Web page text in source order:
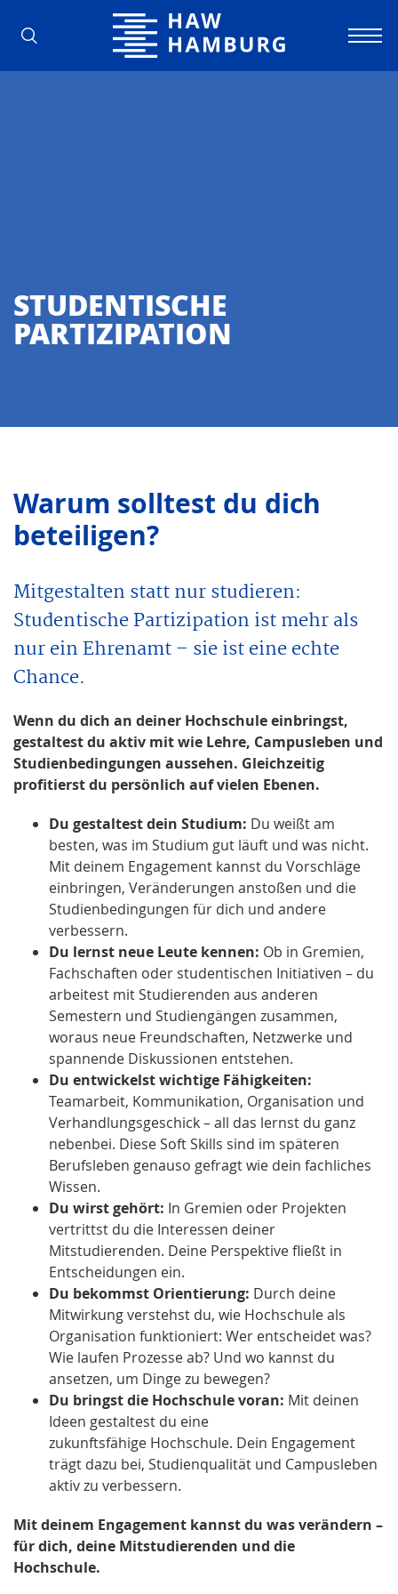
Hochschule für Angewandte
STUDENTISCHE
PARTIZIPATION
Warum solltest du dich
beteiligen?
Mitgestalten statt nur studieren:
Studentische Partizipation ist mehr als
nur ein Ehrenamt – sie ist eine echte
Chance.
Wenn du dich an deiner Hochschule einbringst,
gestaltest du aktiv mit wie Lehre, Campusleben und
Studienbedingungen aussehen. Gleichzeitig
profitierst du persönlich auf vielen Ebenen.
Du gestaltest dein Studium: Du weißt am
besten, was im Studium gut läuft und was nicht.
Mit deinem Engagement kannst du Vorschläge
einbringen, Veränderungen anstoßen und die
Studienbedingungen für dich und andere
verbessern.
Du lernst neue Leute kennen: Ob in Gremien,
Fachschaften oder studentischen Initiativen – du
arbeitest mit Studierenden aus anderen
Semestern und Studiengängen zusammen,
woraus neue Freundschaften, Netzwerke und
spannende Diskussionen entstehen.
Du entwickelst wichtige Fähigkeiten:
Teamarbeit, Kommunikation, Organisation und
Verhandlungsgeschick – all das lernst du ganz
nebenbei. Diese Soft Skills sind im späteren
Berufsleben genauso gefragt wie dein fachliches
Wissen.
Du wirst gehört: In Gremien oder Projekten
vertrittst du die Interessen deiner
Mitstudierenden. Deine Perspektive fließt in
Entscheidungen ein.
Du bekommst Orientierung: Durch deine
Mitwirkung verstehst du, wie Hochschule als
Organisation funktioniert: Wer entscheidet was?
Wie laufen Prozesse ab? Und wo kannst du
ansetzen, um Dinge zu bewegen?
Du bringst die Hochschule voran: Mit deinen
Ideen gestaltest du eine
zukunftsfähige Hochschule. Dein Engagement
trägt dazu bei, Studienqualität und Campusleben
aktiv zu verbessern.
Mit deinem Engagement kannst du was verändern –
für dich, deine Mitstudierenden und die
Hochschule.